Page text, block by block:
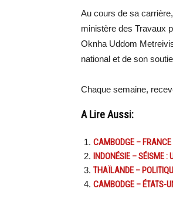
Au cours de sa
ministère des Travaux
Oknha Uddom
national et de son
Chaque semaine,
A Lire Aussi:
CAMBODGE –
INDONÉSIE – SÉISME
THAÏLANDE –
CAMBODGE –